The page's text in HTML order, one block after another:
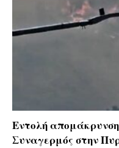
Εντολή
Συναγερμός στην